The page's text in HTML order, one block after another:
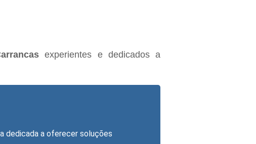
experientes e dedicados a
dedicada a oferecer soluções